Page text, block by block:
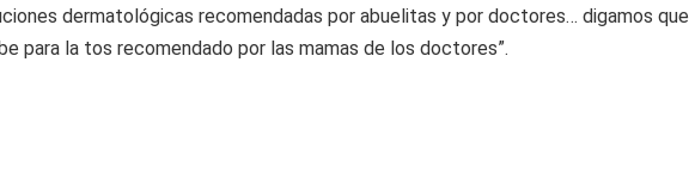
dermatológicas recomendadas por abuelitas y por doctores… digamos que
para la tos recomendado por las mamas de los doctores”.